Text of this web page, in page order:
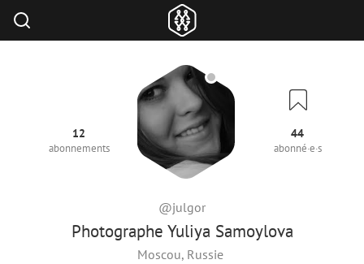
Photographe Yuliya Samoylova
@julgor
12
abonnements
44
abonné·e·s
Moscou, Russie